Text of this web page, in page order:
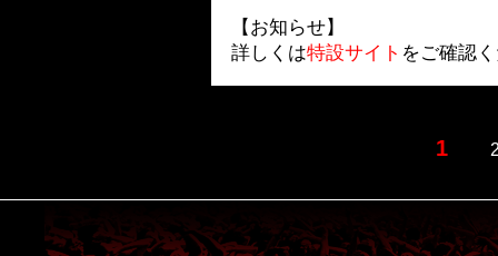
【お知らせ】
詳しくは特設サイト をご確認
1